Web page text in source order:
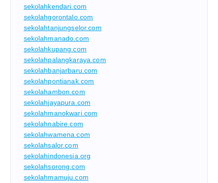
sekolahkendari.com
sekolahgorontalo.com
sekolahtanjungselor.com
sekolahmanado.com
sekolahkupang.com
sekolahpalangkaraya.com
sekolahbanjarbaru.com
sekolahpontianak.com
sekolahambon.com
sekolahjayapura.com
sekolahmanokwari.com
sekolahnabire.com
sekolahwamena.com
sekolahsalor.com
sekolahindonesia.org
sekolahsorong.com
sekolahmamuju.com